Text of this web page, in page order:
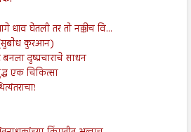
धाव घेतली तर तो नक्कीच वि...
(सुबोध कुरआन)
बनला दुष्प्रचाराचे साधन
एक चिकित्सा